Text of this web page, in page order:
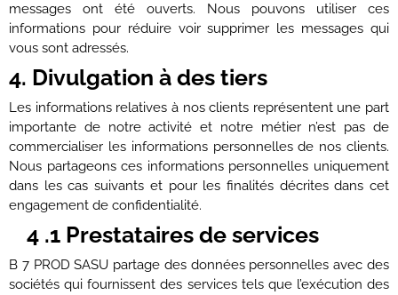
messages ont été ouverts. Nous pouvons utiliser ces
informations pour réduire voir supprimer les messages qui
vous sont adressés.
4. Divulgation à des tiers
Les informations relatives à nos clients représentent une part
importante de notre activité et notre métier n’est pas de
commercialiser les informations personnelles de nos clients.
Nous partageons ces informations personnelles uniquement
dans les cas suivants et pour les finalités décrites dans cet
engagement de confidentialité.
4 .1 Prestataires de services
B 7 PROD SASU partage des données personnelles avec des
sociétés qui fournissent des services tels que l’exécution des